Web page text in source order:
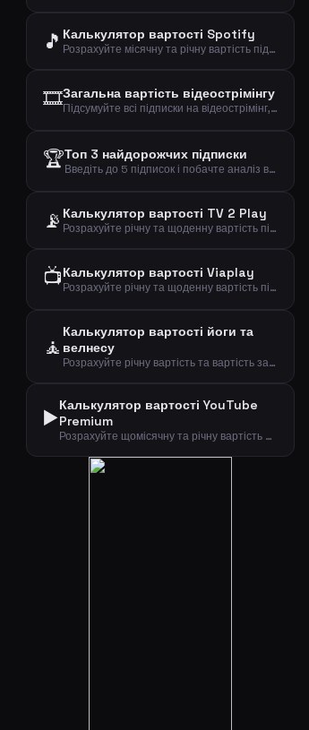
🎵 Калькулятор вартості Spotify
Розрахуйте місячну та річну вартість підписки Spotify на основі обраного плану.
🎞️Загальна вартість відеострімінгу
Підсумуйте всі підписки на відеострімінг, щоб побачити загальну місячну, річну та щоденну вартість.
🏆Топ 3 найдорожчих підписки
Введіть до 5 підписок і побачте аналіз витрат з виділенням найдорожчих.
📡 Калькулятор вартості TV 2 Play
Розрахуйте річну та щоденну вартість підписки на стрімінг TV 2 Play.
📺Калькулятор вартості Viaplay
Розрахуйте річну та щоденну вартість підписки на стрімінг Viaplay.
🧘
Калькулятор вартості йоги та
велнесу
Розрахуйте річну вартість та вартість за відвідування підписки на йогу або велнес.
▶️Калькулятор вартості YouTube
Premium
Розрахуйте щомісячну та річну вартість підписки YouTube Premium за типом плану.